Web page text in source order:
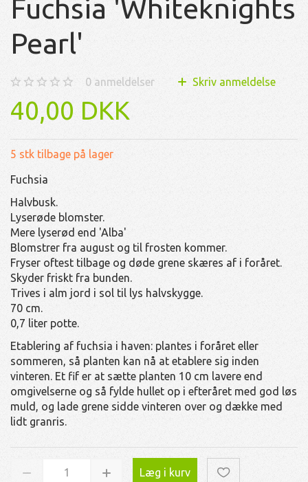
Fuchsia 'Whiteknights
Pearl'
0 anmeldelser Skriv anmeldelse
40,00 DKK
5 stk tilbage på lager
Fuchsia
Halvbusk.
Lyserøde blomster.
Mere lyserød end 'Alba'
Blomstrer fra august og til frosten kommer.
Fryser oftest tilbage og døde grene skæres af i foråret.
Skyder friskt fra bunden.
Trives i alm jord i sol til lys halvskygge.
70 cm.
0,7 liter potte.
Etablering af fuchsia i haven: plantes i foråret eller
sommeren, så planten kan nå at etablere sig inden
vinteren. Et fif er at sætte planten 10 cm lavere end
omgivelserne og så fylde hullet op i efteråret med god løs
muld, og lade grene sidde vinteren over og dække med
lidt granris.
Læg i kurv